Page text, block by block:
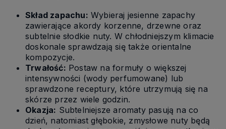
Skład zapachu: Wybieraj jesienne zapachy
zawierające akordy korzenne, drzewne oraz
subtelnie słodkie nuty. W chłodniejszym klimacie
doskonale sprawdzają się także orientalne
kompozycje.
Trwałość: Postaw na formuły o większej
intensywności (wody perfumowane) lub
sprawdzone receptury, które utrzymują się na
skórze przez wiele godzin.
Okazja: Subtelniejsze aromaty pasują na co
dzień, natomiast głębokie, zmysłowe nuty będą